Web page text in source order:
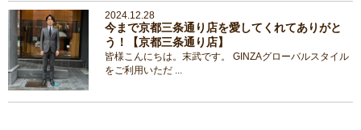
2024.12.28
今まで京都三条通り店を愛してくれてありがと
う！【京都三条通り店】
皆様こんにちは。末武です。 GINZAグローバルスタイル
をご利用いただ ...